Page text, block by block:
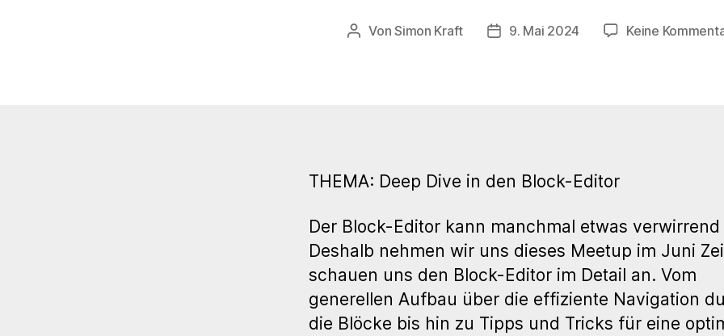
Beitragsautor
VonSimon Kraft Veröffentlichungsdatum
9. Mai 2024 Keine
THEMA: Deep Dive in den Block-Editor
Der Block-Editor kann manchmal etwas verwirrend
Deshalb nehmen wir uns dieses Meetup im Juni
schauen uns den Block-Editor im Detail an. Vom
generellen Aufbau über die effiziente Navigation
die Blöcke bis hin zu Tipps und Tricks für eine